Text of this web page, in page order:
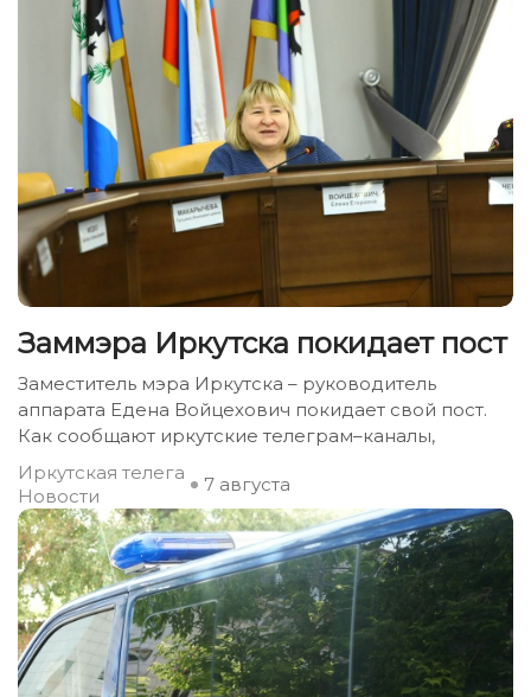
Заммэра Иркутска покидает пост
Заместитель мэра Иркутска – руководитель
аппарата Едена Войцехович покидает свой пост.
Как сообщают иркутские телеграм–каналы,
Иркутская телега
Новости
7 августа